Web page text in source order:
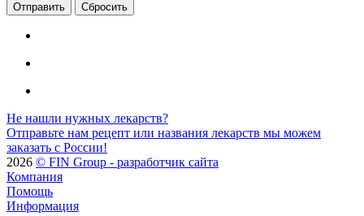
Сбросить
Не нашли нужных лекарств?
Отправьте нам рецепт или названия лекарств мы можем
заказать с России!
2026 © FIN Group - разработчик сайта
Компания
Помощь
Информация